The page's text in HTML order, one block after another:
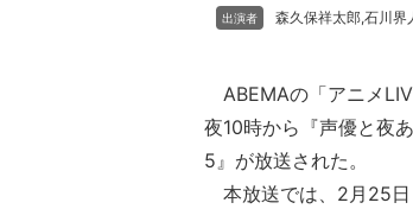
森久保祥太郎,石川界
ABEMAの「アニメ
夜10時から『声優と夜
5』が放送された。
本放送では、2月25日